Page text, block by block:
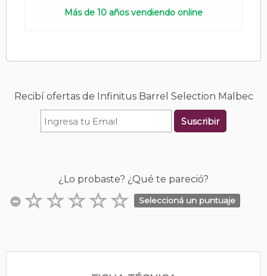
Más de 10 años vendiendo online
Recibí ofertas de Infinitus Barrel Selection Malbec
Suscribir
¿Lo probaste? ¿Qué te pareció?
Seleccioná un puntuaje